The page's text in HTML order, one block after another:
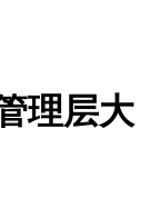
理层大